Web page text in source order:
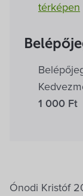
Ónodi Kristóf
térképen
1 000 Ft